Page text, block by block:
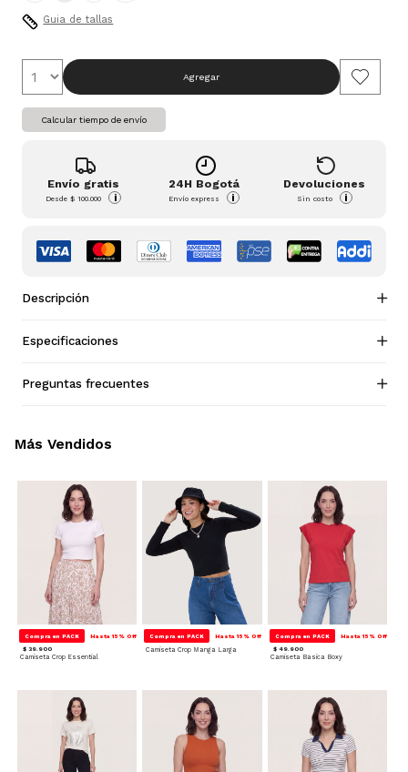
Guia de tallas
Agregar
Calcular tiempo de envío
Envío gratis
Desde$ 100.000 i
24H Bogotá
Envío express i
Devoluciones
Sin costo i
Descripción
Especificaciones
Preguntas frecuentes
Compra en PACK Hasta 15% Off
$ 39.900
Camiseta Crop Essential
Compra en PACK Hasta 15% Off
Camiseta Crop Manga Larga
Compra en PACK Hasta 15% Off
$ 49.900
Camiseta Basica Boxy
Más Vendidos